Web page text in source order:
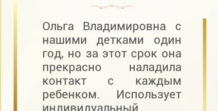
Ольга Владимировна с
нашими детками один
год, но за этот срок она
прекрасно наладила
контакт с каждым
ребенком. Использует
индивидуальный